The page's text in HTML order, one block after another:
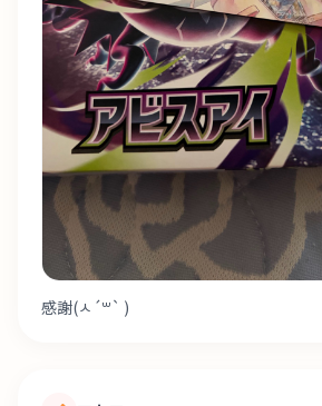
感謝(ㅅ´꒳` )